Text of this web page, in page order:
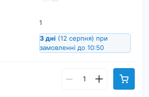
1
3 дні (12 серпня) при
замовленні до 10:50